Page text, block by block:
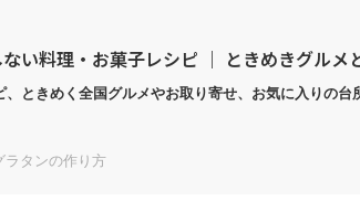
い料理・お菓子レシピ ｜ ときめきグルメ
ときめく全国グルメやお取り寄せ、お気に入りの台
ラタンの作り方